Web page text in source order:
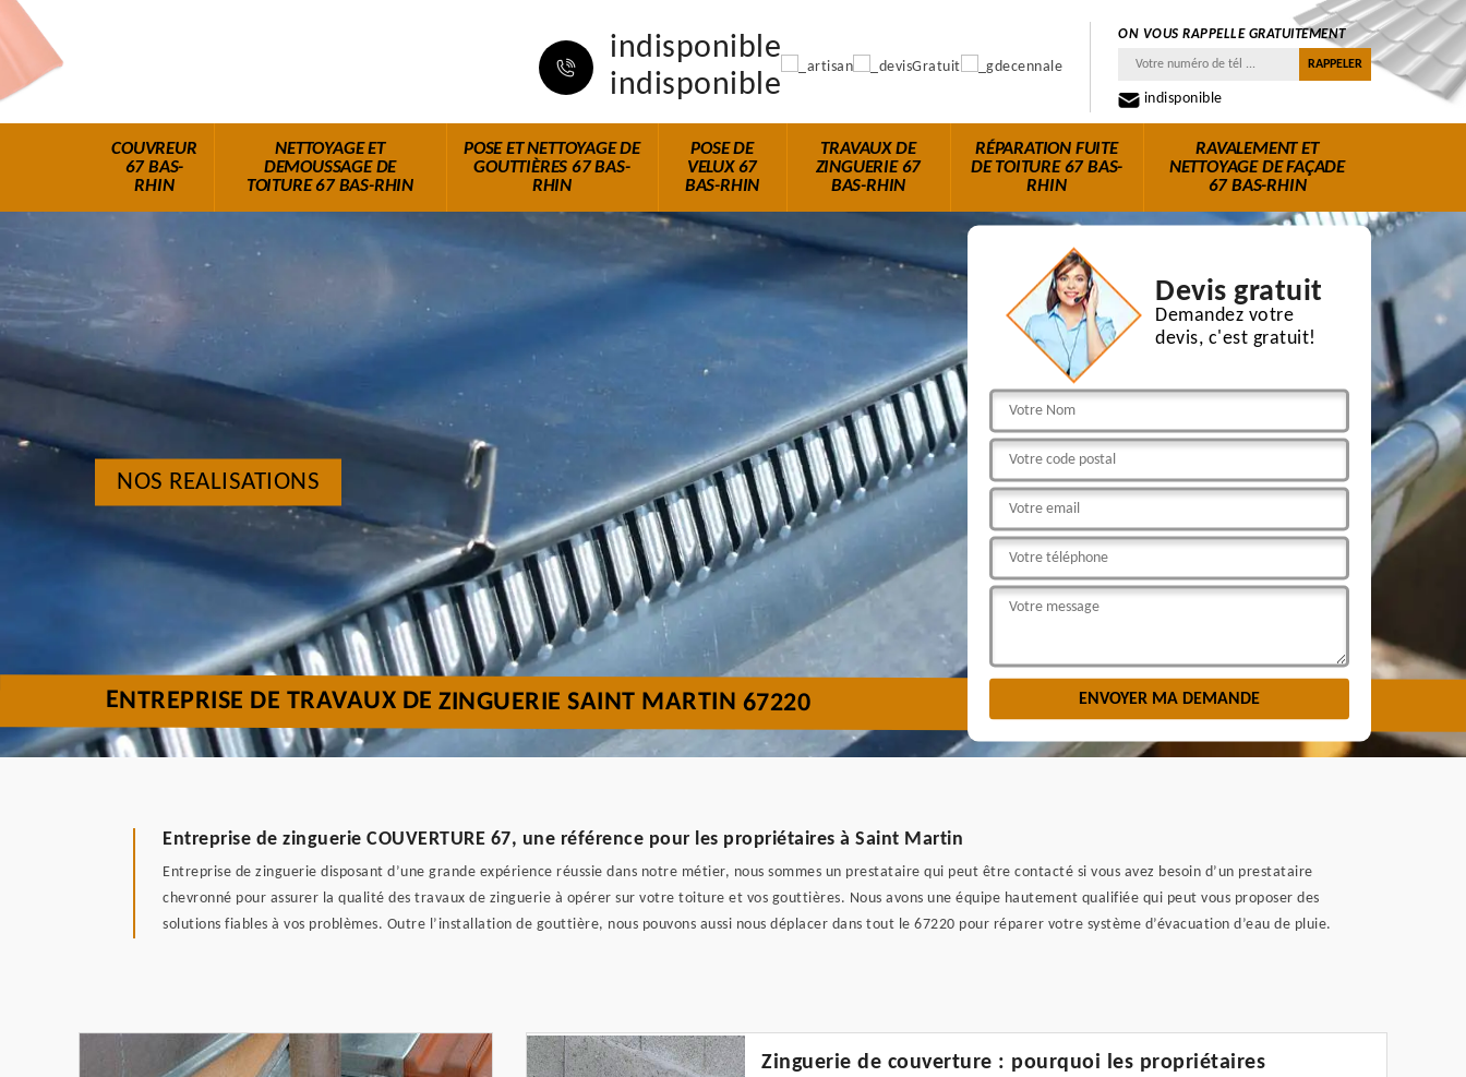
indisponible
indisponible
ON VOUS RAPPELLE GRATUITEMENT
indisponible
COUVREUR
67 BAS-
RHIN
NETTOYAGE ET
DEMOUSSAGE DE
TOITURE 67 BAS-RHIN
POSE ET NETTOYAGE DE
GOUTTIÈRES 67 BAS-
RHIN
POSE DE
VELUX 67
BAS-RHIN
TRAVAUX DE
ZINGUERIE 67
BAS-RHIN
RÉPARATION FUITE
DE TOITURE 67 BAS-
RHIN
RAVALEMENT ET
NETTOYAGE DE FAÇADE
67 BAS-RHIN
NOS REALISATIONS
Devis gratuit
Demandez votre
devis, c'est gratuit!
ENTREPRISE DE TRAVAUX DE ZINGUERIE SAINT MARTIN 67220
Entreprise de zinguerie COUVERTURE 67, une référence pour les propriétaires à Saint Martin
Entreprise de zinguerie disposant d’une grande expérience réussie dans notre métier, nous sommes un prestataire qui peut être contacté si vous avez besoin d’un prestataire
chevronné pour assurer la qualité des travaux de zinguerie à opérer sur votre toiture et vos gouttières. Nous avons une équipe hautement qualifiée qui peut vous proposer des
solutions fiables à vos problèmes. Outre l’installation de gouttière, nous pouvons aussi nous déplacer dans tout le 67220 pour réparer votre système d’évacuation d’eau de pluie.
Zinguerie de couverture : pourquoi les propriétaires